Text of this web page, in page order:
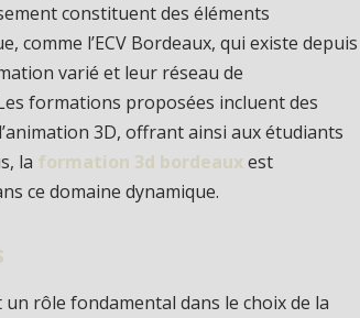
constituent des éléments
comme l’ECV Bordeaux, qui existe depuis
varié et leur réseau de
formations proposées incluent des
3D, offrant ainsi aux étudiants
la formation 3d bordeauxest
ce domaine dynamique.
rôle fondamental dans le choix de la